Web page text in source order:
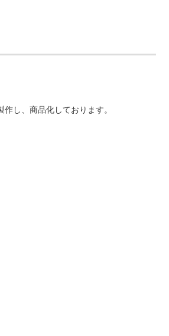
し、商品化しております。